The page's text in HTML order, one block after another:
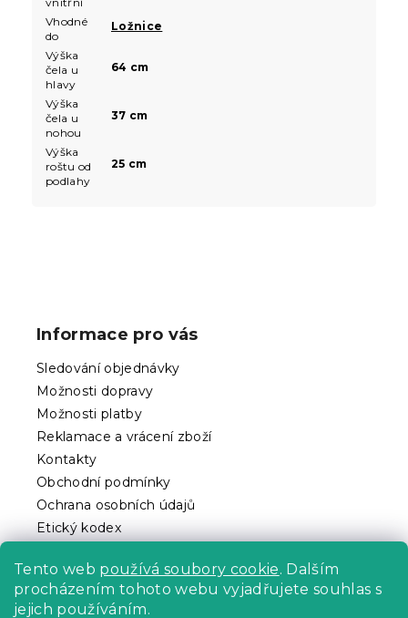
Tento web používá soubory cookie. Dalším
procházením tohoto webu vyjadřujete souhlas s
jejich používáním.
Vhodné
do
Ložnice
Výška
čela u
hlavy
64 cm
Výška
čela u
nohou
37 cm
Výška
roštu od
podlahy
25 cm
Informace pro vás
Sledování objednávky
Možnosti dopravy
Možnosti platby
Reklamace a vrácení zboží
Kontakty
Obchodní podmínky
Ochrana osobních údajů
Etický kodex